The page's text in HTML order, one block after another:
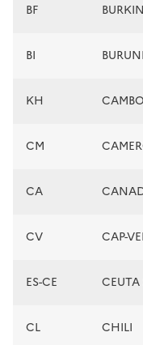
BF
BI
KH
CM
CA
CV CAP-
ES-CE
CL CHILI